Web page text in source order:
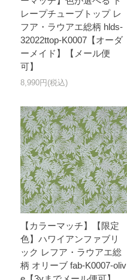
レープチューブトップ レ
フア・ラウアエ総柄 hlds-
32022ttop-K0007【オーダ
ーメイド】【メール便
可】
8,990円(税込)
【カラーマッチ】【限定
色】ハワイアンファブリ
ック レフア・ラウアエ総
柄 オリーブ fab-K0007-oliv